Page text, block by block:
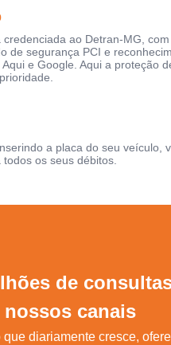
credenciada ao Detran-MG, com
de segurança PCI e
Aqui e Google. Aqui a proteção
a placa do seu veículo,
todos os seus débitos.
de
nossos canais
que diariamente cresce,